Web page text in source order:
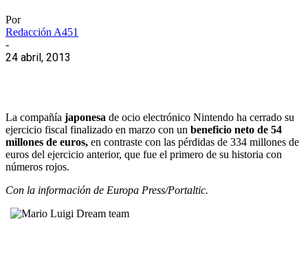
Por
Redacción A451
-
24 abril, 2013
La compañía japonesa de ocio electrónico Nintendo ha cerrado su
ejercicio fiscal finalizado en marzo con un beneficio neto de 54
millones de euros, en contraste con las pérdidas de 334 millones de
euros del ejercicio anterior, que fue el primero de su historia con
números rojos.
Con la información de Europa Press/Portaltic.